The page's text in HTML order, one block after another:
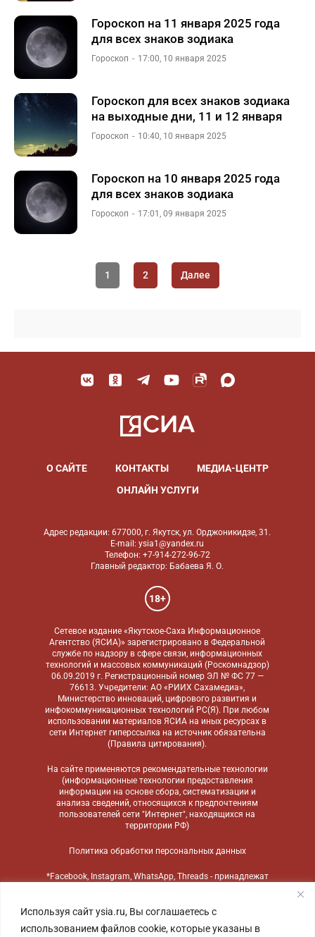
Используя сайт ysia.ru, Вы соглашаетесь с
использованием файлов cookie, которые указаны в
Гороскоп на 11 января 2025 года
для всех знаков зодиака
Гороскоп 17:00, 10 января 2025
Гороскоп для всех знаков зодиака
на выходные дни, 11 и 12 января
Гороскоп 10:40, 10 января 2025
Гороскоп на 10 января 2025 года
для всех знаков зодиака
Гороскоп 17:01, 09 января 2025
1 2 Далее
О САЙТЕ КОНТАКТЫ
МЕДИА-ЦЕНТР
ОНЛАЙН УСЛУГИ
Адрес редакции: 677000, г. Якутск, ул. Орджоникидзе, 31.
E-mail: ysia1@yandex.ru
Телефон: +7-914-272-96-72
Главный редактор: Бабаева Я. О.
18+
Сетевое издание «Якутское-Саха Информационное
Агентство (ЯСИА)» зарегистрировано в Федеральной
службе по надзору в сфере связи, информационных
технологий и массовых коммуникаций (Роскомнадзор)
06.09.2019 г. Регистрационный номер ЭЛ № ФС 77 —
76613. Учредители: АО «РИИХ Сахамедиа»,
Министерство инноваций, цифрового развития и
инфокоммуникационных технологий РС(Я). При любом
использовании материалов ЯСИА на иных ресурсах в
сети Интернет гиперссылка на источник обязательна
(Правила цитирования).
На сайте применяются рекомендательные технологии
(информационные технологии предоставления
информации на основе сбора, систематизации и
анализа сведений, относящихся к предпочтениям
пользователей сети "Интернет", находящихся на
территории РФ)
Политика обработки персональных данных
*Facebook, Instagram, WhatsApp, Threads - принадлежат